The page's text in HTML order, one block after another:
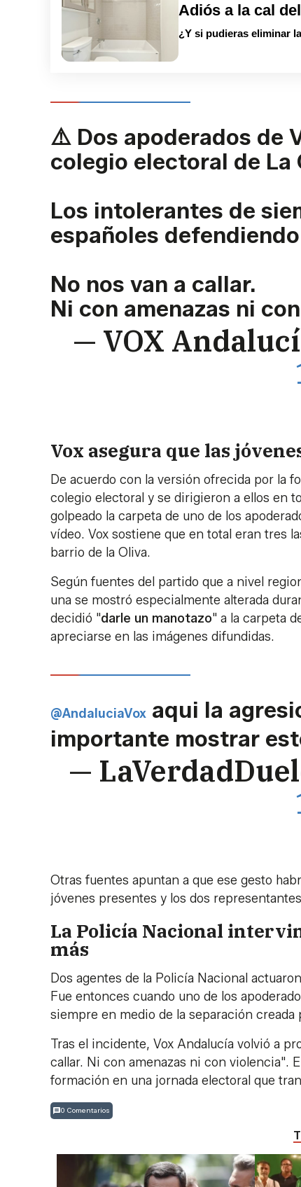
Adiós a la cal
¿Y si pudieras eliminar
⚠️ Dos apoderados de
colegio electoral de La
Los intolerantes de
españoles
No nos van a callar.
Ni con amenazas ni
— VOX
Vox asegura que las
De acuerdo con la versión ofrecida por la
colegio electoral y se dirigieron a ellos en
golpeado la carpeta de uno de los
vídeo. Vox sostiene que en total eran tres
barrio de la Oliva.
Según fuentes del partido que a nivel
una se mostró especialmente alterada
decidió "darle un manotazo" a la carpeta
apreciarse en las imágenes difundidas.
@AndaluciaVox aqui la
importante mostrar
—
Otras fuentes apuntan a que ese gesto
jóvenes presentes y los dos
La Policía Nacional
más
Dos agentes de la Policía Nacional
Fue entonces cuando uno de los
siempre en medio de la separación creada
Tras el incidente, Vox Andalucía volvió a
callar. Ni con amenazas ni con violencia".
formación en una jornada electoral que
0 Comentarios